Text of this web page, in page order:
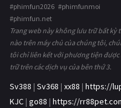
#phimfun2026 #phimfunmoi
#phimfun.net
Trang web này không lưu trữ bất kỳ
nào trên máy chủ của chúng tôi,
tôi chỉ liên kết với phương tiện được
trữ trên các dịch vụ của bên thứ 3.
Sv388 | Sv368 | xx88 | https://
KJC | go88 | https://